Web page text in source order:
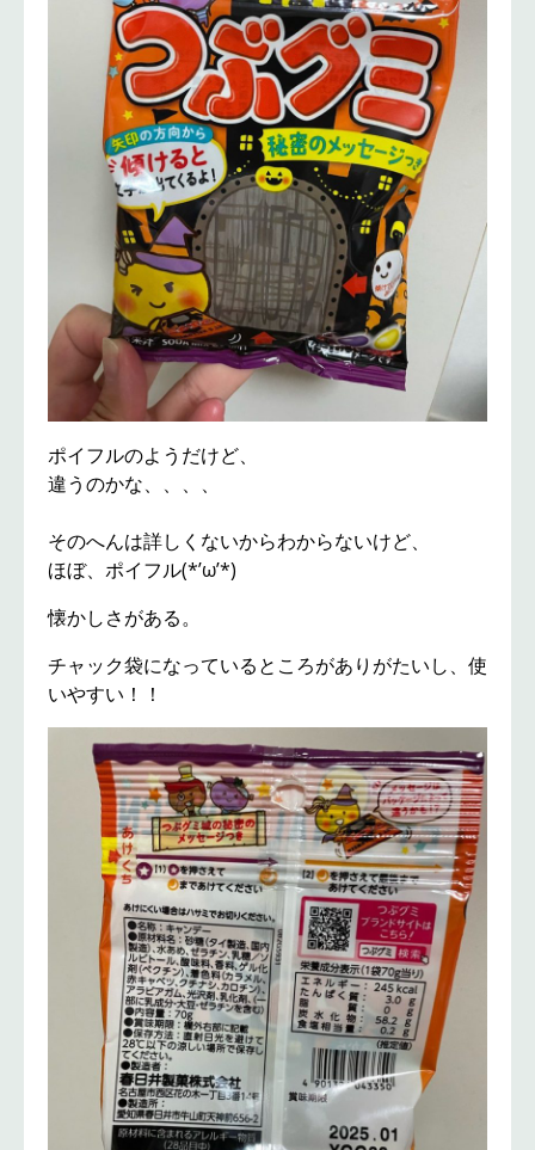
ポイフルのようだけど、
違うのかな、、、、
そのへんは詳しくないからわからないけど、
ほぼ、ポイフル(*’ω’*)
懐かしさがある。
チャック袋になっているところがありがたいし、使
いやすい！！